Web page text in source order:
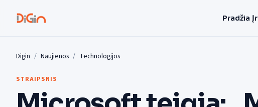
Pradžia
Digin Naujienos Technologijos
STRAIPSNIS